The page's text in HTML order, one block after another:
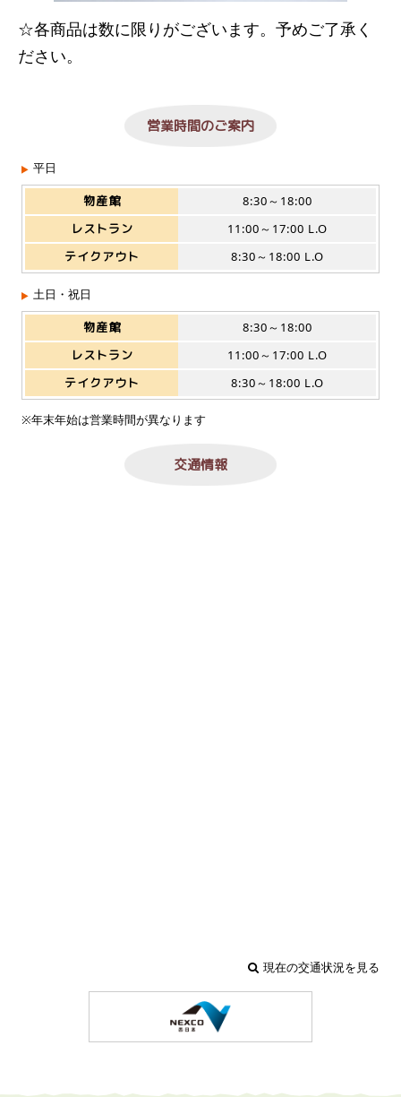
☆各商品は数に限りがございます。予めご了承く
ださい。
営業時間のご案内
平日
物産館
8:30～18:00
レストラン
11:00～17:00 L.O
テイクアウト
8:30～18:00 L.O
土日・祝日
物産館
8:30～18:00
レストラン
11:00～17:00 L.O
テイクアウト
8:30～18:00 L.O
※年末年始は営業時間が異なります
交通情報
現在の交通状況を見る